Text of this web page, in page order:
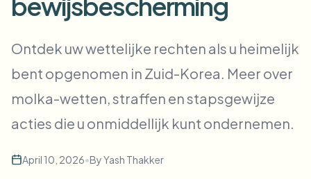
Gezicht wisselen - Video
Video-intelligentie
Verwerk veel video’s in één keer
Bulk gezichtsvervaging
Alles vervagen
Enterprise-zones, beleid en beoordeling
API & SDK
Uploads, taken en webhooks automatiseren
Contactformulier
Ontdek uw wettelijke rechten als u heimelijk
bent opgenomen in Zuid-Korea. Meer over
molka-wetten, straffen en stapsgewijze
acties die u onmiddellijk kunt ondernemen.
April 10, 2026•ByYash Thakker